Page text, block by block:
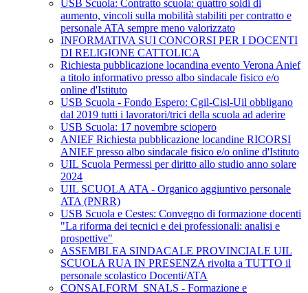
USB Scuola: Contratto scuola: quattro soldi di
aumento, vincoli sulla mobilità stabiliti per contratto e
personale ATA sempre meno valorizzato
INFORMATIVA SUI CONCORSI PER I DOCENTI
DI RELIGIONE CATTOLICA
Richiesta pubblicazione locandina evento Verona Anief
a titolo informativo presso albo sindacale fisico e/o
online d'Istituto
USB Scuola - Fondo Espero: Cgil-Cisl-Uil obbligano
dal 2019 tutti i lavoratori/trici della scuola ad aderire
USB Scuola: 17 novembre sciopero
ANIEF Richiesta pubblicazione locandine RICORSI
ANIEF presso albo sindacale fisico e/o online d'Istituto
UIL Scuola Permessi per diritto allo studio anno solare
2024
UIL SCUOLA ATA - Organico aggiuntivo personale
ATA (PNRR)
USB Scuola e Cestes: Convegno di formazione docenti
"La riforma dei tecnici e dei professionali: analisi e
prospettive"
ASSEMBLEA SINDACALE PROVINCIALE UIL
SCUOLA RUA IN PRESENZA rivolta a TUTTO il
personale scolastico Docenti/ATA
CONSALFORM_SNALS - Formazione e